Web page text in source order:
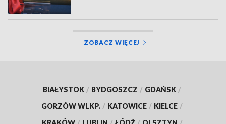
ZOBACZ WIĘCEJ
BIAŁYSTOK / BYDGOSZCZ / GDAŃSK /
GORZÓW WLKP. / KATOWICE / KIELCE /